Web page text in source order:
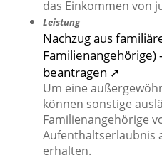
das Einkommen von
Leistung
Nachzug aus
beantragen ➚
Um eine
können sonstige
Familienangehörige
Aufenthaltserlaubnis
erhalten.